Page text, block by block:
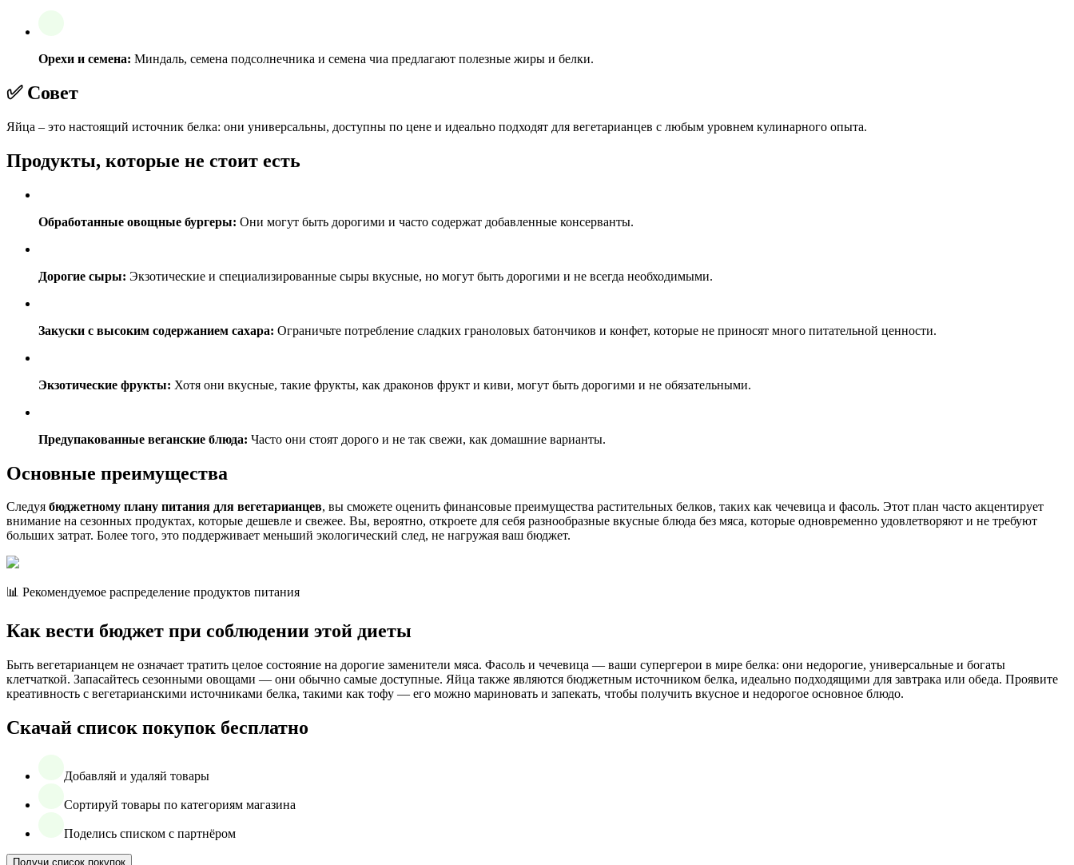
Орехи и семена: Миндаль, семена подсолнечника и семена чиа предлагают полезные жиры и белки.
✅ Совет
Яйца – это настоящий источник белка: они универсальны, доступны по цене и идеально подходят для вегетарианцев с любым уровнем кулинарного опыта.
Продукты, которые не стоит есть
Обработанные овощные бургеры: Они могут быть дорогими и часто содержат добавленные консерванты.
Дорогие сыры: Экзотические и специализированные сыры вкусные, но могут быть дорогими и не всегда необходимыми.
Закуски с высоким содержанием сахара: Ограничьте потребление сладких граноловых батончиков и конфет, которые не приносят много питательной ценности.
Экзотические фрукты: Хотя они вкусные, такие фрукты, как драконов фрукт и киви, могут быть дорогими и не обязательными.
Предупакованные веганские блюда: Часто они стоят дорого и не так свежи, как домашние варианты.
Основные преимущества
Следуя бюджетному плану питания для вегетарианцев, вы сможете оценить финансовые преимущества растительных белков, таких как чечевица и фасоль. Этот план часто акцентирует
внимание на сезонных продуктах, которые дешевле и свежее. Вы, вероятно, откроете для себя разнообразные вкусные блюда без мяса, которые одновременно удовлетворяют и не требуют
больших затрат. Более того, это поддерживает меньший экологический след, не нагружая ваш бюджет.
📊 Рекомендуемое распределение продуктов питания
Как вести бюджет при соблюдении этой диеты
Быть вегетарианцем не означает тратить целое состояние на дорогие заменители мяса. Фасоль и чечевица — ваши супергерои в мире белка: они недорогие, универсальные и богаты
клетчаткой. Запасайтесь сезонными овощами — они обычно самые доступные. Яйца также являются бюджетным источником белка, идеально подходящими для завтрака или обеда. Проявите
креативность с вегетарианскими источниками белка, такими как тофу — его можно мариновать и запекать, чтобы получить вкусное и недорогое основное блюдо.
Скачай список покупок бесплатно
Добавляй и удаляй товары
Сортируй товары по категориям магазина
Поделись списком с партнёром
Получи список покупок